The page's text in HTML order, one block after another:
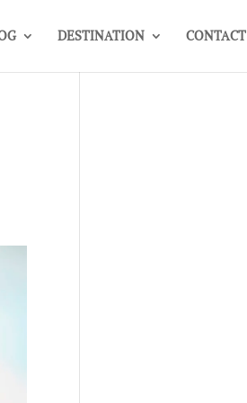
DESTINATION CONTACT